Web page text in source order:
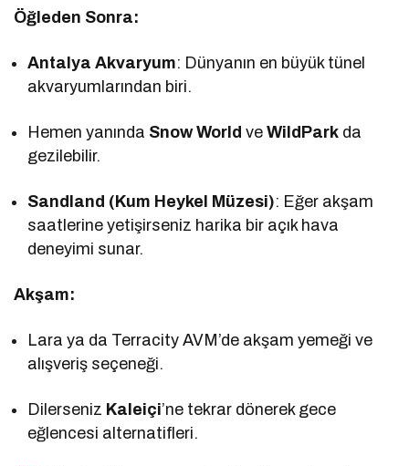
Öğleden Sonra:
Antalya Akvaryum: Dünyanın en büyük tünel
akvaryumlarından biri.
Hemen yanında Snow World veWildPark da
gezilebilir.
Sandland (Kum Heykel Müzesi): Eğer akşam
saatlerine yetişirseniz harika bir açık hava
deneyimi sunar.
Akşam:
Lara ya da Terracity AVM’de akşam yemeği ve
alışveriş seçeneği.
Dilerseniz Kaleiçi’ne tekrar dönerek gece
eğlencesi alternatifleri.